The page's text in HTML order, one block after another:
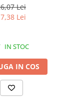
Lei
Lei
IN STOC
IN COS